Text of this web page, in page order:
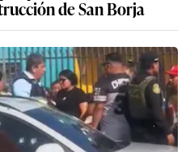
de San Borja